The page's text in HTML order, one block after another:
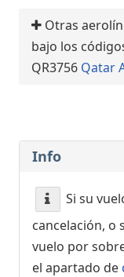
Otras
bajo los
QR3756 Qatar
Info
Si su
cancelación, o
vuelo por
el apartado de